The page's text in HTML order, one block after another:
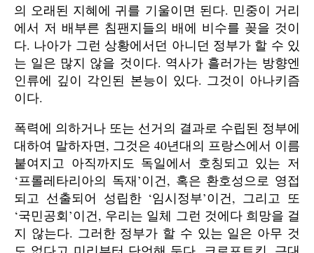
의 오래된 지혜에 귀를 기울이면 된다. 민중이 거리
에서 저 배부른 침팬지들의 배에 비수를 꽂을 것이
다. 나아가 그런 상황에서던 아니던 정부가 할 수 있
는 일은 많지 않을 것이다. 역사가 흘러가는 방향엔
인류에 깊이 각인된 본능이 있다. 그것이 아나키즘
이다.
폭력에 의하거나 또는 선거의 결과로 수립된 정부에
대하여 말하자면, 그것은 40년대의 프랑스에서 이름
붙여지고 아직까지도 독일에서 호칭되고 있는 저
‘프롤레타리아의 독재’이건, 혹은 환호성으로 영접
되고 선출되어 성립한 ‘임시정부’이건, 그리고 또
‘국민공회’이건, 우리는 일체 그런 것에다 희망을 걸
지 않는다. 그러한 정부가 할 수 있는 일은 아무 것